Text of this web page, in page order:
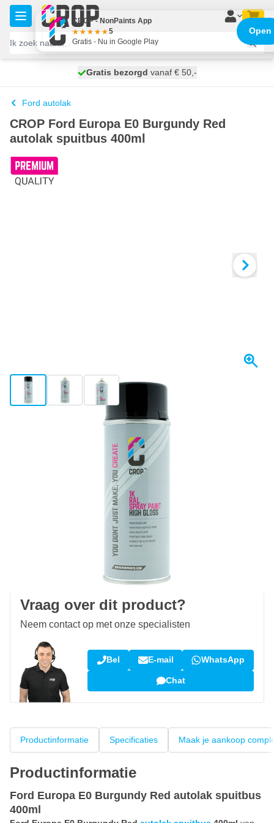
Ga naar de inhoud
maandag bezorgd
Gratis bezorgd vanaf € 50,-
100 dagen
Ford autolak
CROP Ford Europa E0 Burgundy Red
autolak spuitbus 400ml
View larger imageView larger imageView larger image
Binnen 1-2 dagen bezorgd
Nu besteld, binnen 1-2 dagen bezorgd
vanaf € 50,-
retourneren en ruilen
9,5/10 (34.283 reviews)
Vraag over dit product?
Neem contact op met onze specialisten
Bel E-mail WhatsApp
Chat
Productinformatie Specificaties Maak je aankoop
Productinformatie
Ford Europa E0 Burgundy Red autolak spuitbus
400ml
CROP - NonPaints App
5
Gratis - Nu in Google Play
Open